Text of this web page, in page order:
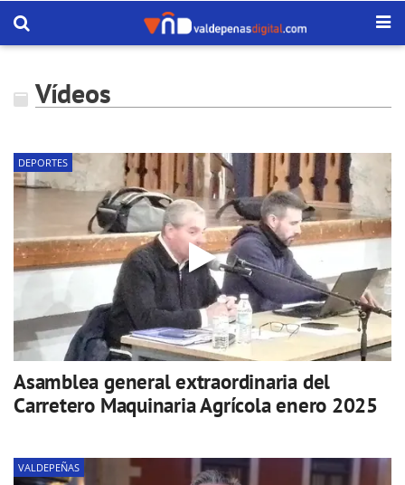
Vídeos
DEPORTES
Asamblea general extraordinaria del
Carretero Maquinaria Agrícola enero 2025
VALDEPEÑAS